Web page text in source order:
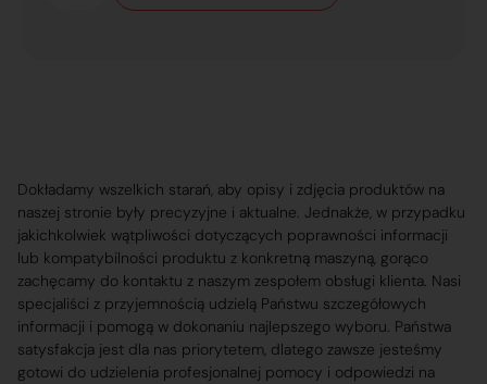
Dokładamy wszelkich starań, aby opisy i zdjęcia produktów na
naszej stronie były precyzyjne i aktualne. Jednakże, w przypadku
jakichkolwiek wątpliwości dotyczących poprawności informacji
lub kompatybilności produktu z konkretną maszyną, gorąco
zachęcamy do kontaktu z naszym zespołem obsługi klienta. Nasi
specjaliści z przyjemnością udzielą Państwu szczegółowych
informacji i pomogą w dokonaniu najlepszego wyboru. Państwa
satysfakcja jest dla nas priorytetem, dlatego zawsze jesteśmy
gotowi do udzielenia profesjonalnej pomocy i odpowiedzi na